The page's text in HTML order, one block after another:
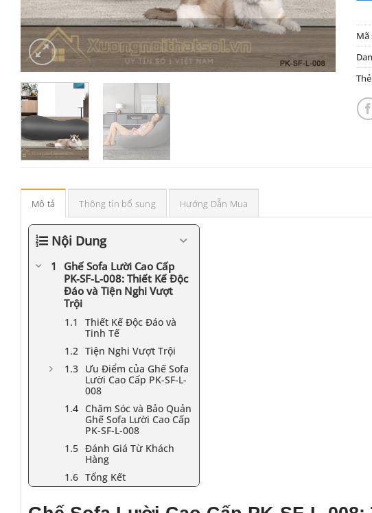
Mã
Mô tả Thông tin bổ sung Hướng Dẫn Mua
Nội Dung
Ghế Sofa Lười Cao Cấp
PK-SF-L-008: Thiết Kế Độc
Đáo và Tiện Nghi Vượt
Trội
Thiết Kế Độc Đáo và
Tinh Tế
Tiện Nghi Vượt Trội
Ưu Điểm của Ghế Sofa
Lười Cao Cấp PK-SF-L-
008
Chăm Sóc và Bảo Quản
Ghế Sofa Lười Cao Cấp
PK-SF-L-008
Đánh Giá Từ Khách
Hàng
Tổng Kết